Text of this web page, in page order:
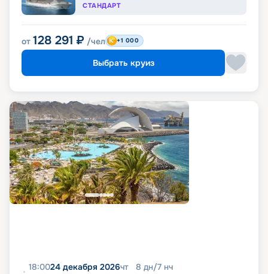
СТАНДАРТ
от 128 291 ₽ /чел +1 000
Выбрать круиз
18:0024 декабря 2026чт 8 дн/7 нч